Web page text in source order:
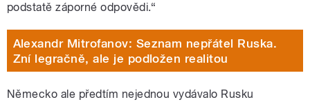
podstatě záporné odpovědi.“
Alexandr Mitrofanov: Seznam nepřátel Ruska.
Zní legračně, ale je podložen realitou
Německo ale předtím nejednou vydávalo Rusku